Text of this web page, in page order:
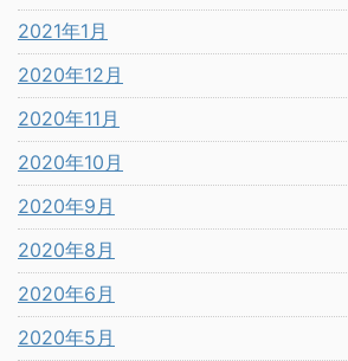
2021年1月
2020年12月
2020年11月
2020年10月
2020年9月
2020年8月
2020年6月
2020年5月